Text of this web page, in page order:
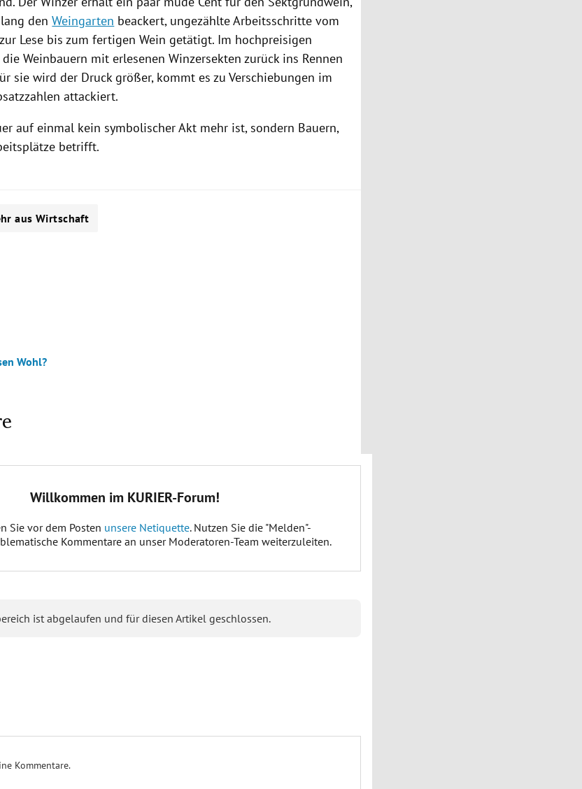
lang denWeingarten beackert, ungezählte Arbeitsschritte vom
Lese bis zum fertigen Wein getätigt. Im hochpreisigen
Weinbauern mit erlesenen Winzersekten zurück ins Rennen
sie wird der Druck größer, kommt es zu Verschiebungen im
attackiert.
auf einmal kein symbolischer Akt mehr ist, sondern Bauern,
betrifft.
aus Wirtschaft
Wohl?